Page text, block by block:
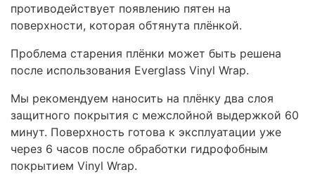
противодействует появлению пятен на
поверхности, которая обтянута плёнкой.
Проблема старения плёнки может быть решена
после использования Everglass Vinyl Wrap.
Мы рекомендуем наносить на плёнку два слоя
защитного покрытия с межслойной выдержкой 60
минут. Поверхность готова к эксплуатации уже
через 6 часов после обработки гидрофобным
покрытием Vinyl Wrap.